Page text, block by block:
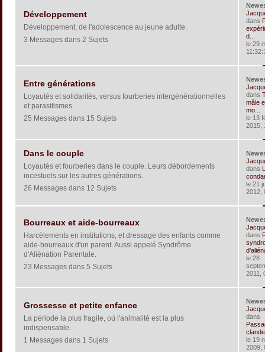
Développement
Développement, de l'adolescence au jeune adulte.
3 Messages dans 2 Sujets
dans
d...
le 29
Entre générations
Loyautés et solidarités, versus fourberies intergénérationnelles
et parasitismes.
25 Messages dans 15 Sujets
dans
mâle
mo...
le 13
2015,
Dans le couple
Loyautés et fourberies dans le couple. Leurs débordements
incestuels sur les autres générations.
26 Messages dans 12 Sujets
dans
le 21
2012,
Bourreaux et aide-bourreaux
Harcèlements en institutions, et dressage des enfants comme
aide-bourreaux d'un parent. Aussi appelé Syndrôme
d'Aliénation Parentale.
23 Messages dans 5 Sujets
dans
le 28
2011,
Grossesse et petite enfance
La période la plus fragile, où l'animalité est la plus
indispensable.
1 Messages dans 1 Sujets
dans
le 19
2009,